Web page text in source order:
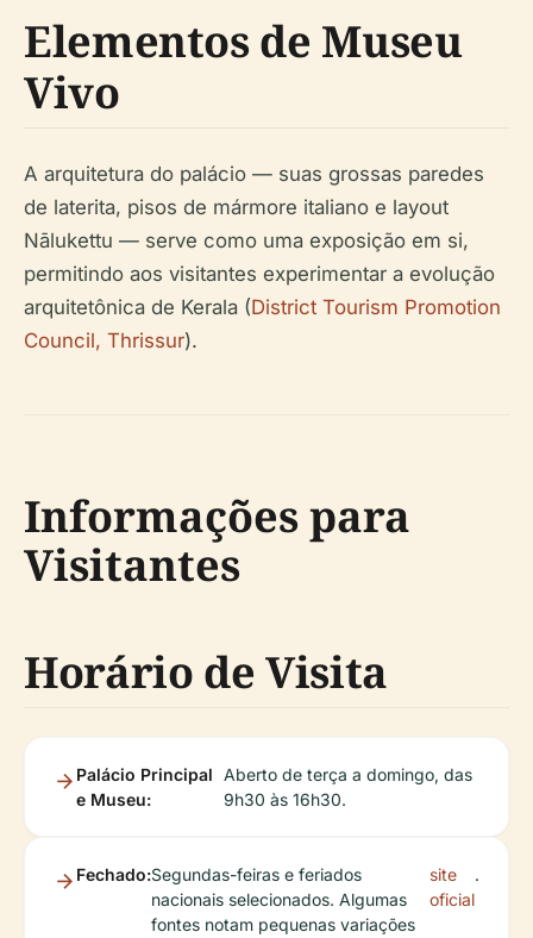
Elementos de Museu
Vivo
A arquitetura do palácio — suas grossas paredes
de laterita, pisos de mármore italiano e layout
Nālukettu — serve como uma exposição em si,
permitindo aos visitantes experimentar a evolução
arquitetônica de Kerala (District Tourism Promotion
Council, Thrissur).
Informações para
Visitantes
Horário de Visita
Palácio Principal
e Museu:
Aberto de terça a domingo, das
9h30 às 16h30.
Fechado:Segundas-feiras e feriados
nacionais selecionados. Algumas
fontes notam pequenas variações
site
oficial
.